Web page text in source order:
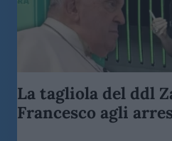
La tagliola del ddl
Francesco agli